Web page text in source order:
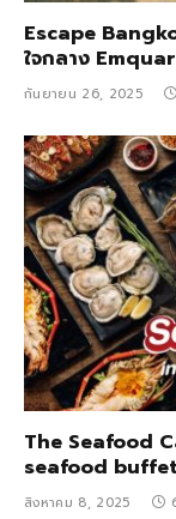
Escape
ใจกลาง
กันยายน 26, 2025
The Seafood
seafood
สิงหาคม 8, 2025